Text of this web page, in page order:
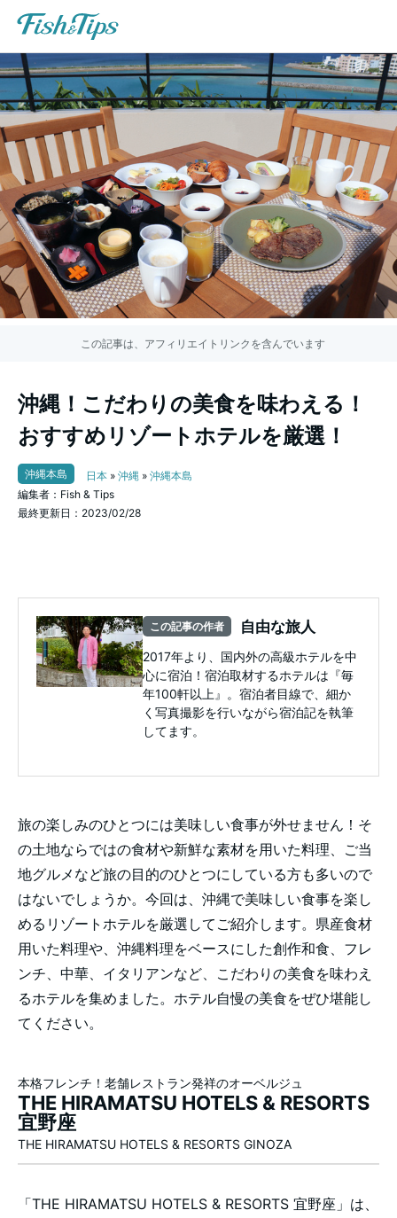
この記事は、アフィリエイトリンクを含んでいます
沖縄！こだわりの美食を味わえる！
おすすめリゾートホテルを厳選！
沖縄本島 日本 » 沖縄 » 沖縄本島
編集者：Fish & Tips
最終更新日：2023/02/28
この記事の作者 自由な旅人
2017年より、国内外の高級ホテルを中
心に宿泊！宿泊取材するホテルは『毎
年100軒以上』。宿泊者目線で、細か
く写真撮影を行いながら宿泊記を執筆
してます。
旅の楽しみのひとつには美味しい食事が外せません！そ
の土地ならではの食材や新鮮な素材を用いた料理、ご当
地グルメなど旅の目的のひとつにしている方も多いので
はないでしょうか。今回は、沖縄で美味しい食事を楽し
めるリゾートホテルを厳選してご紹介します。県産食材
用いた料理や、沖縄料理をベースにした創作和食、フレ
ンチ、中華、イタリアンなど、こだわりの美食を味わえ
るホテルを集めました。ホテル自慢の美食をぜひ堪能し
てください。
本格フレンチ！老舗レストラン発祥のオーベルジュ
THE HIRAMATSU HOTELS & RESORTS
宜野座
THE HIRAMATSU HOTELS & RESORTS GINOZA
「THE HIRAMATSU HOTELS & RESORTS 宜野座」は、